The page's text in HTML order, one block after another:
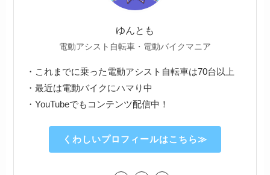
ゆんとも
電動アシスト自転車・電動バイクマニア
・これまでに乗った電動アシスト自転車は70台以上
・最近は電動バイクにハマり中
・YouTubeでもコンテンツ配信中！
くわしいプロフィールはこちら≫